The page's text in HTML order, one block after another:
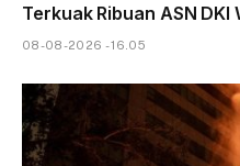
Terkuak Ribuan ASN DKI
08-08-2026 - 16.05